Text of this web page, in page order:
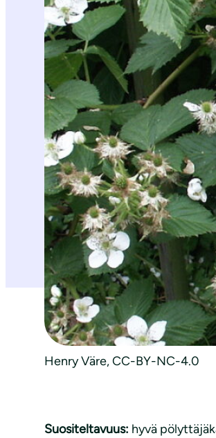
Henry Väre, CC-BY-NC-4.0
Suositeltavuus: hyvä